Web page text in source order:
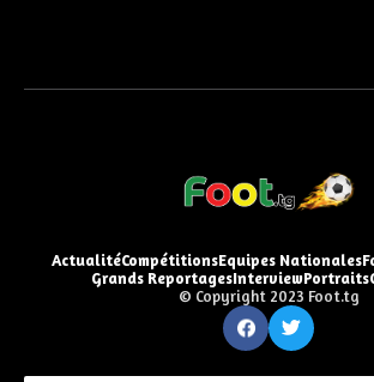
ActualitéCompétitionsEquipes Nationales
Grands ReportagesInterviewPortraits
© Copyright 2023 Foot.tg